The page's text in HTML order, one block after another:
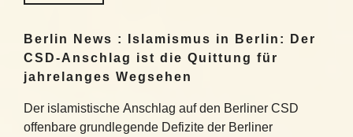
Berlin News : Islamismus in Berlin: Der
CSD-Anschlag ist die Quittung für
jahrelanges Wegsehen
Der islamistische Anschlag auf den Berliner CSD
offenbare grundlegende Defizite der Berliner